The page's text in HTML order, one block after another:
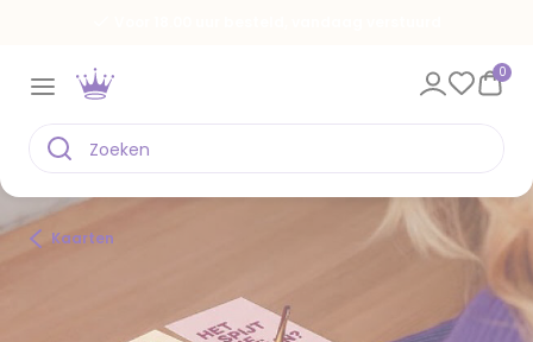
0
Kaarten